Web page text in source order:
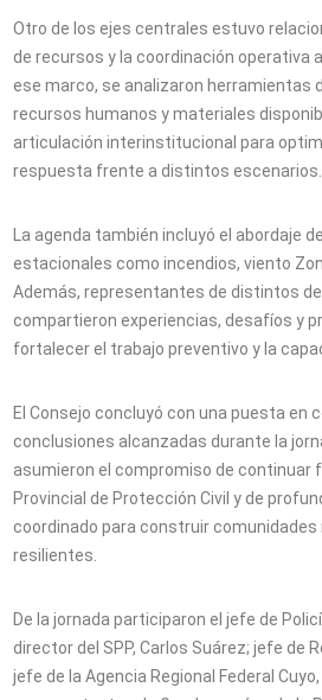
Otro de los ejes centrales estuvo
de recursos y la coordinación operativa
ese marco, se analizaron herramientas
recursos humanos y materiales
articulación interinstitucional para
respuesta frente a distintos escenarios.
La agenda también incluyó el abordaje
estacionales como incendios, viento
Además, representantes de distintos
compartieron experiencias, desafíos y
fortalecer el trabajo preventivo y la
El Consejo concluyó con una puesta en
conclusiones alcanzadas durante la
asumieron el compromiso de continuar
Provincial de Protección Civil y de
coordinado para construir
resilientes.
De la jornada participaron el jefe de
director del SPP, Carlos Suárez; jefe de
jefe de la Agencia Regional Federal